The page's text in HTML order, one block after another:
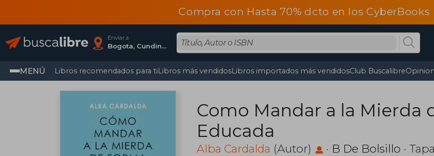
Compra con Hasta 70% dcto en los
Enviar a
Bogota, Cundinamarca
MENÚ Libros recomendados para tiLibros más vendidosLibros importados más vendidosClub Buscalibre
Como Mandar a la Mierda
Educada
Alba Cardalda (Autor) · B De Bolsillo ·